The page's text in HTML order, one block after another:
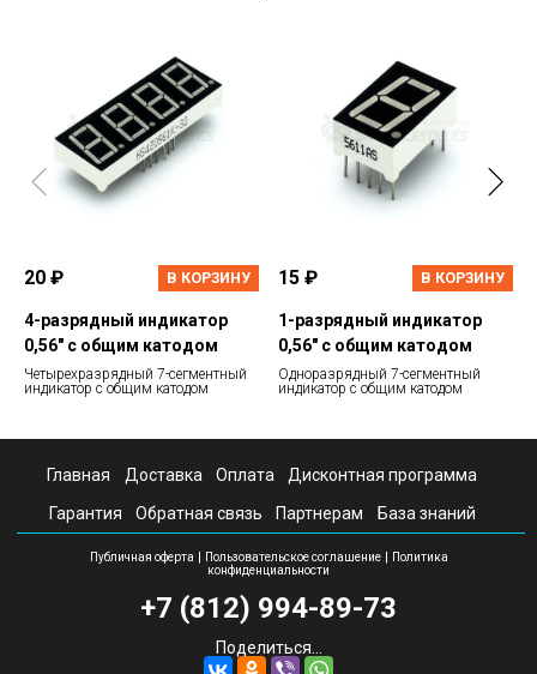
20 ₽ В КОРЗИНУ
4-разрядный индикатор
0,56" с общим катодом
Четырехразрядный 7-сегментный
индикатор с общим катодом
15 ₽ В КОРЗИНУ
1-разрядный индикатор
0,56" с общим катодом
Одноразрядный 7-сегментный
индикатор с общим катодом
Главная Доставка Оплата Дисконтная программа
Гарантия Обратная связь Партнерам База знаний
Публичная оферта | Пользовательское соглашение| Политика
конфиденциальности
Поделиться...
+7 (812) 994-89-73